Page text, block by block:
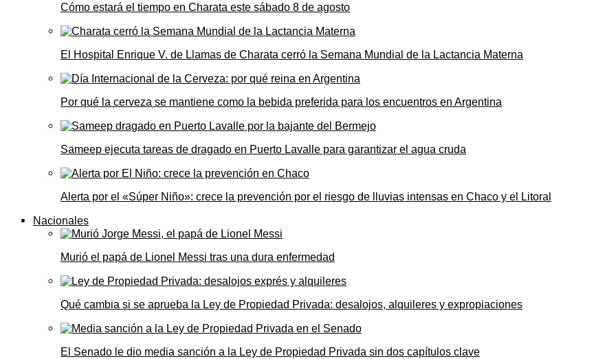
Cómo estará el tiempo en Charata este sábado 8 de agosto
El Hospital Enrique V. de Llamas de Charata cerró la Semana Mundial de la Lactancia Materna
Por qué la cerveza se mantiene como la bebida preferida para los encuentros en Argentina
Sameep ejecuta tareas de dragado en Puerto Lavalle para garantizar el agua cruda
Alerta por el «Súper Niño»: crece la prevención por el riesgo de lluvias intensas en Chaco y el Litoral
Nacionales
Murió el papá de Lionel Messi tras una dura enfermedad
Qué cambia si se aprueba la Ley de Propiedad Privada: desalojos, alquileres y expropiaciones
El Senado le dio media sanción a la Ley de Propiedad Privada sin dos capítulos clave